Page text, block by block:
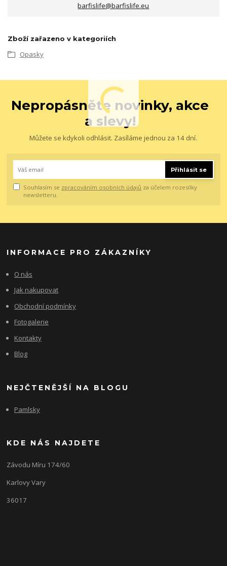
barfislife@barfislife.eu
Zboží zařazeno v kategoriích
Opasky
Nepropásněte novinky, akce
a slevy!
Můžete se kdykoli odhlásit. Zasíláme jednou za 14 dní.
Přihlásit se
Souhlasím se zpracováním osobních údajů za účelem rozesílky
newsletteru.
INFORMACE PRO ZÁKAZNÍKY
O nás
Jak nakupovat
Obchodní podmínky
Fotogalerie
Kontakty
Blog
NEJČTENĚJŠÍ NA BLOGU
Pamlsky
KDE NÁS NAJDETE
Závodu Míru 174/60
Karlovy Vary
36017